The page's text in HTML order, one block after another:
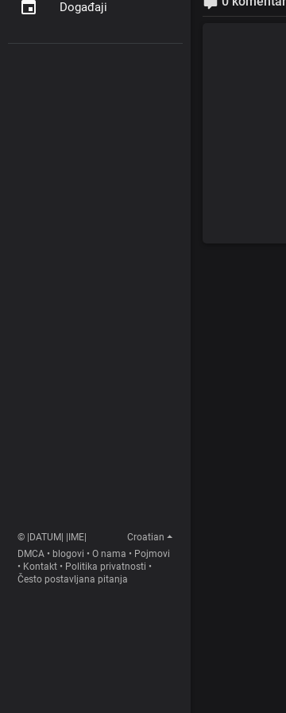
Događaji
© |DATUM| |IME|
Croatian
DMCA • blogovi • O nama • Pojmovi
• Kontakt • Politika privatnosti •
Često postavljana pitanja